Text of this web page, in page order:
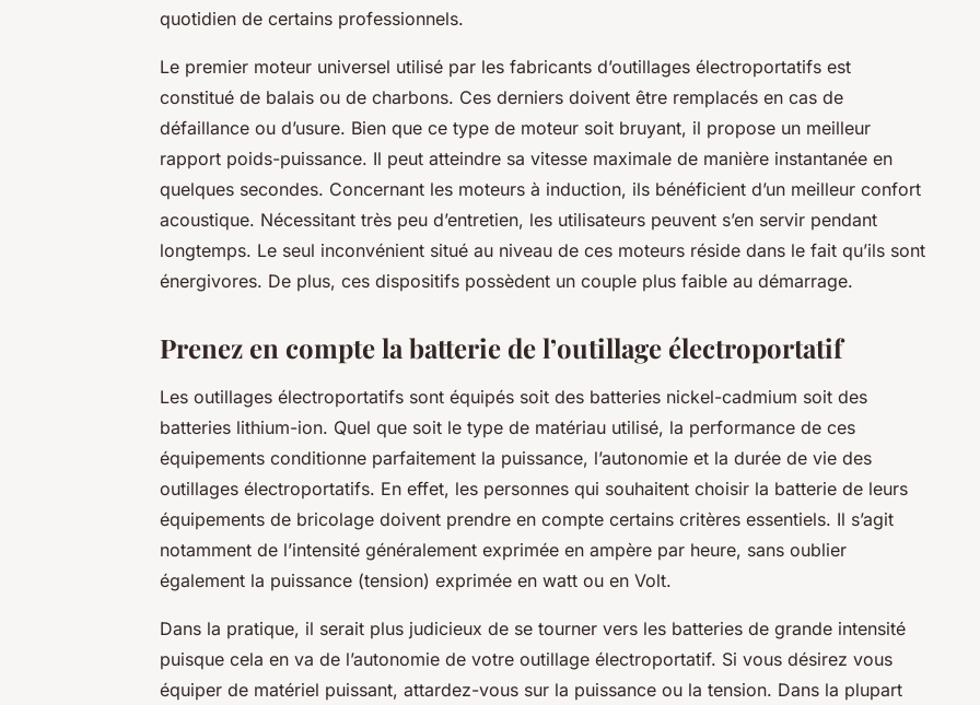
quotidien de certains professionnels.
Le premier moteur universel utilisé par les fabricants d’outillages électroportatifs est
constitué de balais ou de charbons. Ces derniers doivent être remplacés en cas de
défaillance ou d’usure. Bien que ce type de moteur soit bruyant, il propose un meilleur
rapport poids-puissance. Il peut atteindre sa vitesse maximale de manière instantanée en
quelques secondes. Concernant les moteurs à induction, ils bénéficient d’un meilleur confort
acoustique. Nécessitant très peu d’entretien, les utilisateurs peuvent s’en servir pendant
longtemps. Le seul inconvénient situé au niveau de ces moteurs réside dans le fait qu’ils sont
énergivores. De plus, ces dispositifs possèdent un couple plus faible au démarrage.
Prenez en compte la batterie de l’outillage électroportatif
Les outillages électroportatifs sont équipés soit des batteries nickel-cadmium soit des
batteries lithium-ion. Quel que soit le type de matériau utilisé, la performance de ces
équipements conditionne parfaitement la puissance, l’autonomie et la durée de vie des
outillages électroportatifs. En effet, les personnes qui souhaitent choisir la batterie de leurs
équipements de bricolage doivent prendre en compte certains critères essentiels. Il s’agit
notamment de l’intensité généralement exprimée en ampère par heure, sans oublier
également la puissance (tension) exprimée en watt ou en Volt.
Dans la pratique, il serait plus judicieux de se tourner vers les batteries de grande intensité
puisque cela en va de l’autonomie de votre outillage électroportatif. Si vous désirez vous
équiper de matériel puissant, attardez-vous sur la puissance ou la tension. Dans la plupart